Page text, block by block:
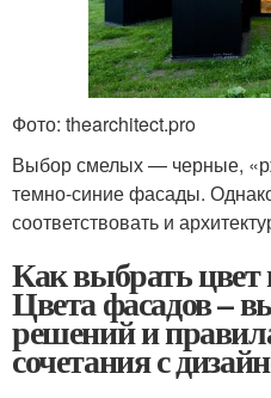
Фото: thearchitect.pro
Выбор смелых — черные,
темно-синие фасады.
соответствовать и
Как выбрать цвет
Цвета фасадов –
решений и
сочетания с